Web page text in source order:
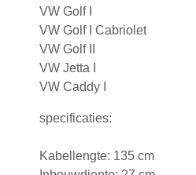
VW Golf I
VW Golf I Cabriolet
VW Golf II
VW Jetta I
VW Caddy I
specificaties:
Kabellengte: 135 cm